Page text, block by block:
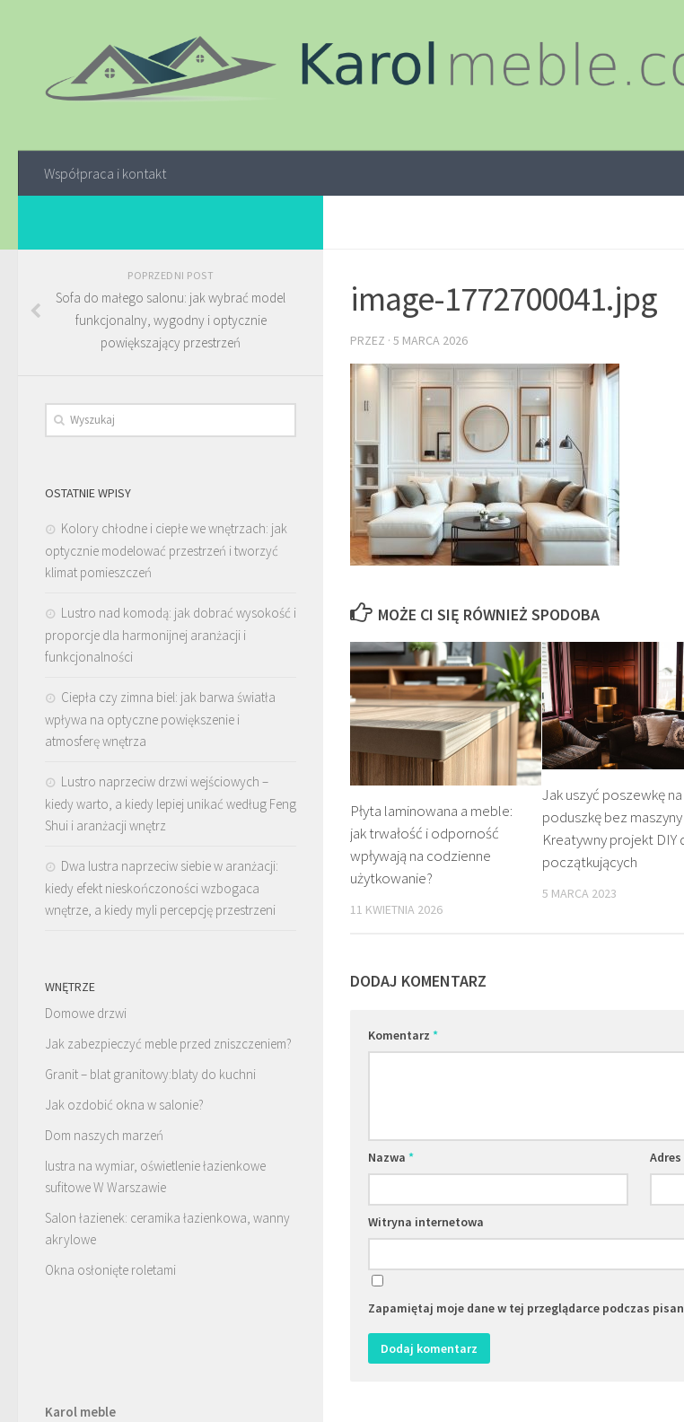
Współpraca i kontakt
image-1772700041.jpg
PRZEZ · 5 MARCA 2026
MOŻE CI SIĘ RÓWNIEŻ SPODOBA
Płyta laminowana a meble:
jak trwałość i odporność
wpływają na codzienne
użytkowanie?
11 KWIETNIA 2026
Jak uszyć poszewkę na
poduszkę bez
Kreatywny projekt DIY
początkujących
5 MARCA 2023
DODAJ KOMENTARZ
Komentarz *
Nazwa *
Witryna internetowa
Zapamiętaj moje dane w tej przeglądarce podczas
POPRZEDNI POST
Sofa do małego salonu: jak wybrać model
funkcjonalny, wygodny i optycznie
powiększający przestrzeń
OSTATNIE WPISY
Kolory chłodne i ciepłe we wnętrzach: jak
optycznie modelować przestrzeń i tworzyć
klimat pomieszczeń
Lustro nad komodą: jak dobrać wysokość i
proporcje dla harmonijnej aranżacji i
funkcjonalności
Ciepła czy zimna biel: jak barwa światła
wpływa na optyczne powiększenie i
atmosferę wnętrza
Lustro naprzeciw drzwi wejściowych –
kiedy warto, a kiedy lepiej unikać według Feng
Shui i aranżacji wnętrz
Dwa lustra naprzeciw siebie w aranżacji:
kiedy efekt nieskończoności wzbogaca
wnętrze, a kiedy myli percepcję przestrzeni
WNĘTRZE
Domowe drzwi
Jak zabezpieczyć meble przed zniszczeniem?
Granit – blat granitowy:blaty do kuchni
Jak ozdobić okna w salonie?
Dom naszych marzeń
lustra na wymiar, oświetlenie łazienkowe
sufitowe W Warszawie
Salon łazienek: ceramika łazienkowa, wanny
akrylowe
Okna osłonięte roletami
Karol meble